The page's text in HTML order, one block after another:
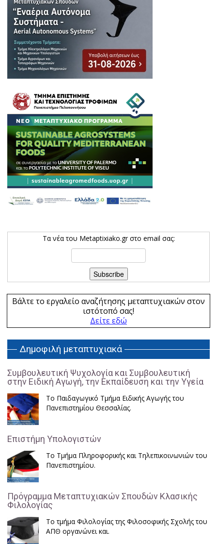
Τα νέα του Metaptixiako.gr στο email σας:
Βάλτε το εργαλείο αναζήτησης μεταπτυχιακών στον
ιστότοπό σας!
Δείτε εδώ
Δημοφιλή μεταπτυχιακά
Συμβουλευτική Ψυχολογία και Συμβουλευτική
στην Ειδική Αγωγή, την Εκπαίδευση και την Υγεία
Το Παιδαγωγικό Τμήμα Ειδικής Αγωγής του
Πανεπιστημίου Θεσσαλίας.
Επιστήμη Υπολογιστών
Το Τμήμα Πληροφορικής και Τηλεπικοινωνιών του
Πανεπιστημίου.
Πρόγραμμα Μεταπτυχιακών Σπουδών Κλασικής
Φιλολογίας
Το τμήμα Φιλολογίας της Φιλοσοφικής Σχολής του
ΑΠΘ οργανώνει και.